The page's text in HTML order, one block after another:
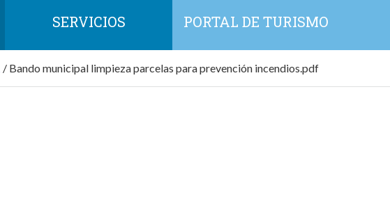
SERVICIOS PORTAL DE TURISMO
/ Bando municipal limpieza parcelas para prevención incendios.pdf